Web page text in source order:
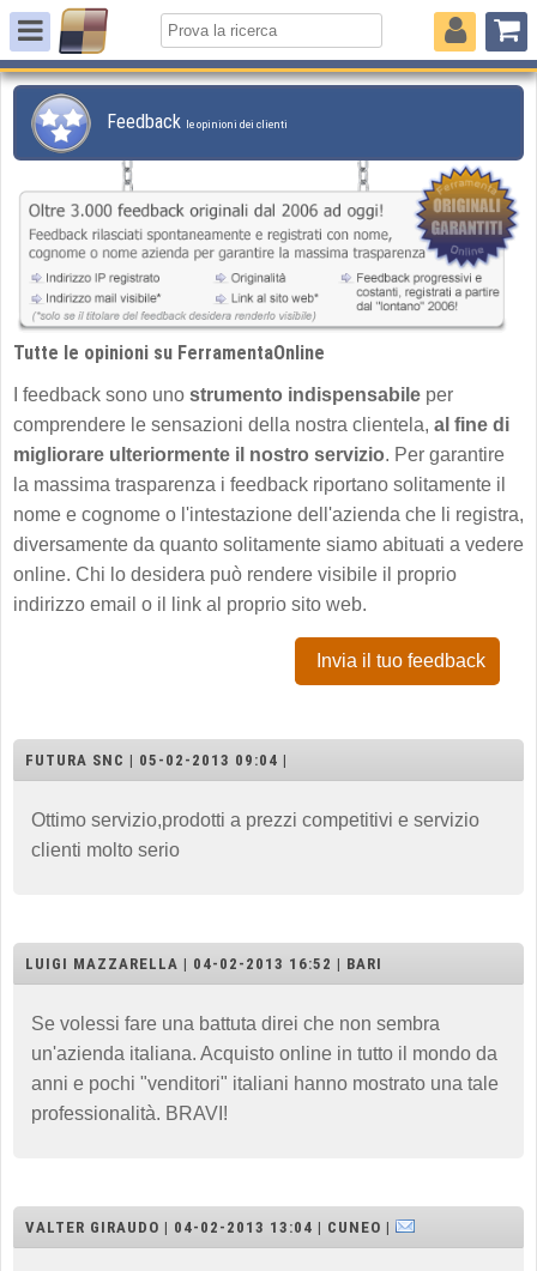
Feedback le opinioni dei clienti
Tutte le opinioni su FerramentaOnline
I feedback sono uno strumento indispensabile per
comprendere le sensazioni della nostra clientela, al fine di
migliorare ulteriormente il nostro servizio. Per garantire
la massima trasparenza i feedback riportano solitamente il
nome e cognome o l'intestazione dell'azienda che li registra,
diversamente da quanto solitamente siamo abituati a vedere
online. Chi lo desidera può rendere visibile il proprio
indirizzo email o il link al proprio sito web.
Invia il tuo feedback
FUTURA SNC | 05-02-2013 09:04 |
Ottimo servizio,prodotti a prezzi competitivi e servizio
clienti molto serio
LUIGI MAZZARELLA | 04-02-2013 16:52 | BARI
Se volessi fare una battuta direi che non sembra
un'azienda italiana. Acquisto online in tutto il mondo da
anni e pochi "venditori" italiani hanno mostrato una tale
professionalità. BRAVI!
VALTER GIRAUDO | 04-02-2013 13:04 | CUNEO |